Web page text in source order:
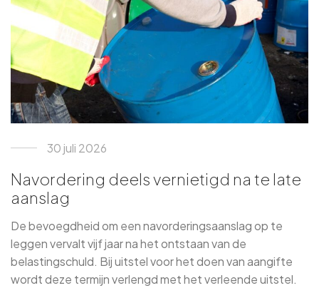
30 juli 2026
Navordering deels vernietigd na te late
aanslag
De bevoegdheid om een navorderingsaanslag op te
leggen vervalt vijf jaar na het ontstaan van de
belastingschuld. Bij uitstel voor het doen van aangifte
wordt deze termijn verlengd met het verleende uitstel.